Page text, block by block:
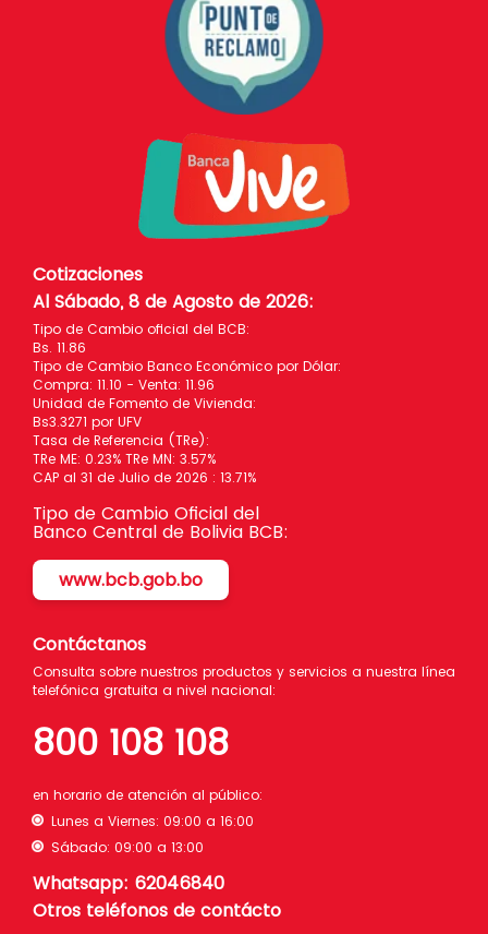
Cotizaciones
Al Sábado, 8 de Agosto de 2026:
Tipo de Cambio oficial del BCB:
Bs. 11.86
Tipo de Cambio Banco Económico por Dólar:
Compra: 11.10 - Venta: 11.96
Unidad de Fomento de Vivienda:
Bs3.3271 por UFV
Tasa de Referencia (TRe):
TRe ME: 0.23% TRe MN: 3.57%
CAP al 31 de Julio de 2026 : 13.71%
Tipo de Cambio Oficial del
Banco Central de Bolivia BCB:
www.bcb.gob.bo
Contáctanos
Consulta sobre nuestros productos y servicios a nuestra línea
telefónica gratuita a nivel nacional:
800 108 108
en horario de atención al público:
Lunes a Viernes: 09:00 a 16:00
Sábado: 09:00 a 13:00
Whatsapp: 62046840
Otros teléfonos de contácto